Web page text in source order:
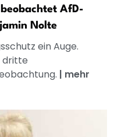
AfD-
Nolte
ein Auge.
dritte
| mehr